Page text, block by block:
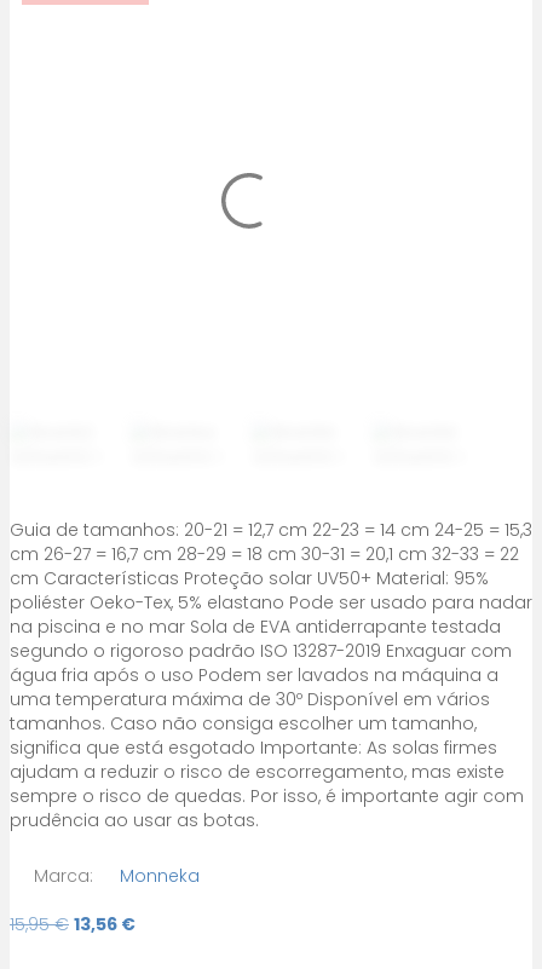
Guia de tamanhos: 20-21 = 12,7 cm 22-23 = 14 cm 24-25 = 15,3
cm 26-27 = 16,7 cm 28-29 = 18 cm 30-31 = 20,1 cm 32-33 = 22
cm Características Proteção solar UV50+ Material: 95%
poliéster Oeko-Tex, 5% elastano Pode ser usado para nadar
na piscina e no mar Sola de EVA antiderrapante testada
segundo o rigoroso padrão ISO 13287-2019 Enxaguar com
água fria após o uso Podem ser lavados na máquina a
uma temperatura máxima de 30º Disponível em vários
tamanhos. Caso não consiga escolher um tamanho,
significa que está esgotado Importante: As solas firmes
ajudam a reduzir o risco de escorregamento, mas existe
sempre o risco de quedas. Por isso, é importante agir com
prudência ao usar as botas.
Marca:
Monneka
15,95€ O
13,56 €O